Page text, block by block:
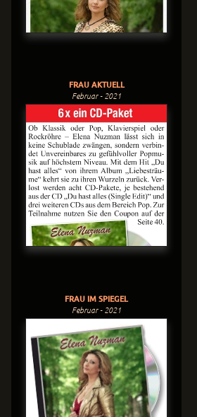
FRAU AKTUELL
Februar - 2021
FRAU IM SPIEGEL
Februar - 2021